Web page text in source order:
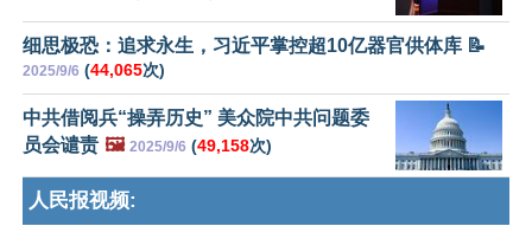
细思极恐：追求永生，习近平掌控超10亿器官供体库 📝
2025/9/6 (44,065次)
中共借阅兵“操弄历史” 美众院中共问题委
员会谴责 🖼️ 2025/9/6 (49,158次)
人民报视频: